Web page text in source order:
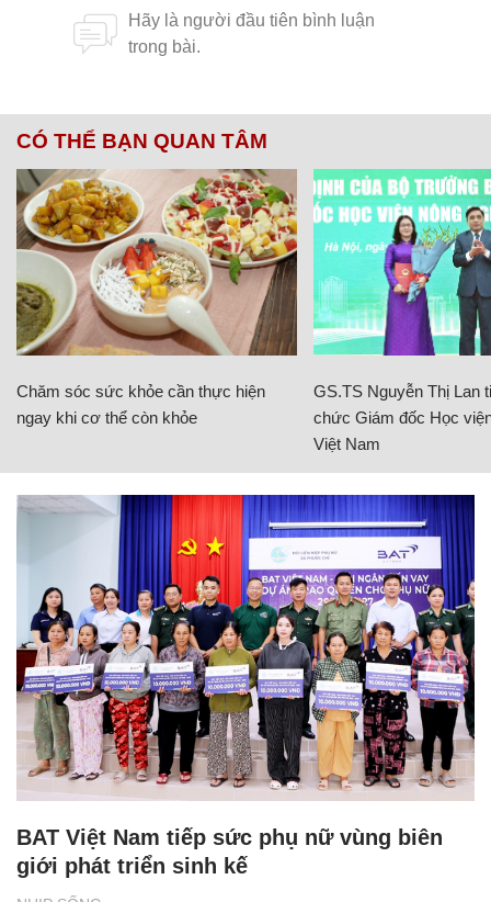
CÓ THỂ BẠN QUAN TÂM
Chăm sóc sức khỏe cần thực hiện
ngay khi cơ thể còn khỏe
GS.TS Nguyễn Thị Lan
chức Giám đốc Học
Việt Nam
BAT Việt Nam tiếp sức phụ nữ vùng biên
giới phát triển sinh kế